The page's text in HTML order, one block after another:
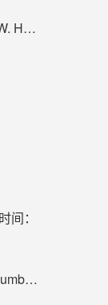
4L8
间：
Canada